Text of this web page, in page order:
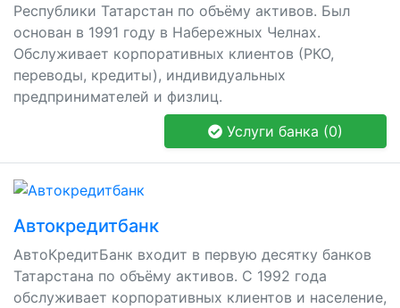
Республики Татарстан по объёму активов. Был
основан в 1991 году в Набережных Челнах.
Обслуживает корпоративных клиентов (РКО,
переводы, кредиты), индивидуальных
предпринимателей и физлиц.
Услуги банка (0)
Автокредитбанк
АвтоКредитБанк входит в первую десятку банков
Татарстана по объёму активов. С 1992 года
обслуживает корпоративных клиентов и население,